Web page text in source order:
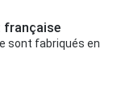
française
sont fabriqués en